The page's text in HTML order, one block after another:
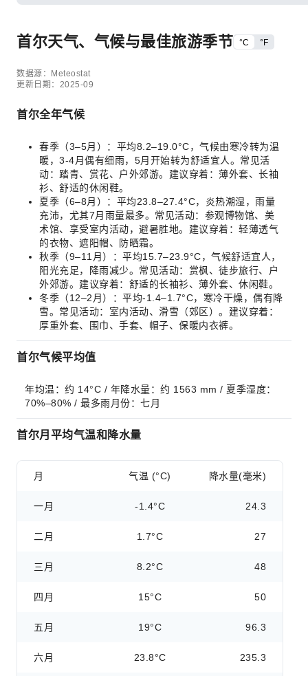
首尔天气、气候与最佳旅游季节 °C °F
数据源：Meteostat
更新日期：2025-09
首尔全年气候
春季（3–5月）：平均8.2–19.0°C，气候由寒冷转为温
暖，3-4月偶有细雨，5月开始转为舒适宜人。常见活
动：踏青、赏花、户外郊游。建议穿着：薄外套、长袖
衫、舒适的休闲鞋。
夏季（6–8月）：平均23.8–27.4°C，炎热潮湿，雨量
充沛，尤其7月雨量最多。常见活动：参观博物馆、美
术馆、享受室内活动，避暑胜地。建议穿着：轻薄透气
的衣物、遮阳帽、防晒霜。
秋季（9–11月）：平均15.7–23.9°C，气候舒适宜人，
阳光充足，降雨减少。常见活动：赏枫、徒步旅行、户
外郊游。建议穿着：舒适的长袖衫、薄外套、休闲鞋。
冬季（12–2月）：平均-1.4–1.7°C，寒冷干燥，偶有降
雪。常见活动：室内活动、滑雪（郊区）。建议穿着：
厚重外套、围巾、手套、帽子、保暖内衣裤。
首尔气候平均值
年均温：约 14°C / 年降水量：约 1563 mm / 夏季湿度：
70%–80% / 最多雨月份：七月
首尔月平均气温和降水量
月 气温 (°C) 降水量(毫米)
一月 -1.4°C 24.3
二月 1.7°C 27
三月 8.2°C 48
四月 15°C 50
五月 19°C 96.3
六月 23.8°C 235.3